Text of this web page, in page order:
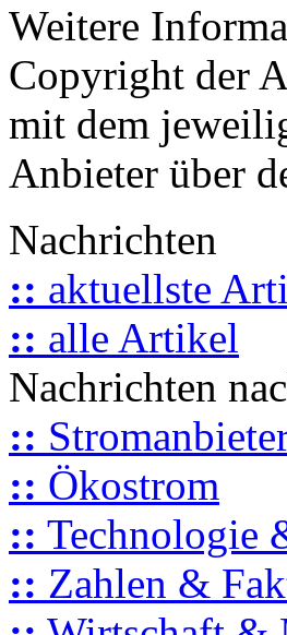
Weitere
Copyright der
mit dem
Anbieter über
Nachrichten
:: aktuellste
:: alle Artikel
Nachrichten
::
:: Ökostrom
:: Technologie
:: Zahlen &